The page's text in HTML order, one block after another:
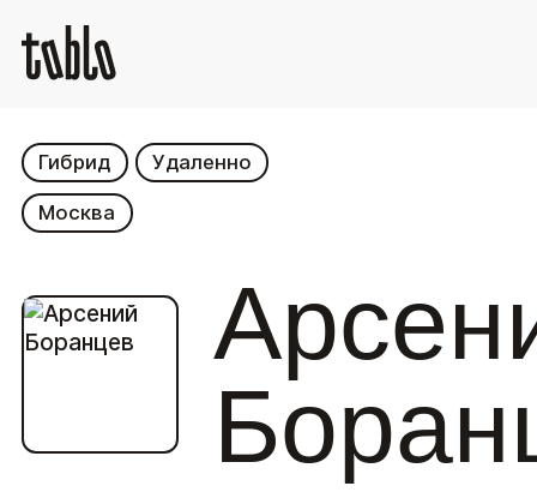
Гибрид Удаленно
Москва